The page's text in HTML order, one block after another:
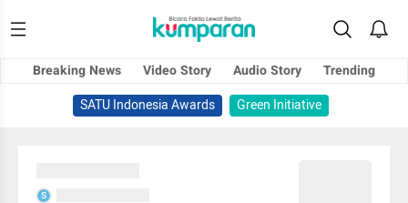
Breaking News Video Story Audio Story
Trending
SATU Indonesia Awards
Green Initiative
S